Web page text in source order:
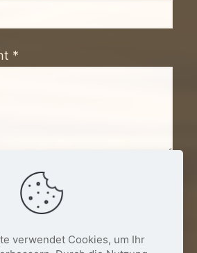
*
verwendet Cookies, um Ihr